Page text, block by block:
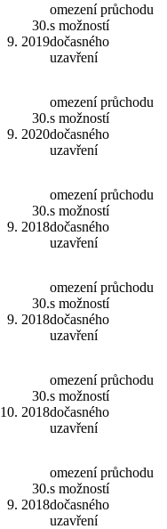
30.
9. 2019
omezení průchodu
s možností
dočasného
uzavření
30.
9. 2020
omezení průchodu
s možností
dočasného
uzavření
30.
9. 2018
omezení průchodu
s možností
dočasného
uzavření
30.
9. 2018
omezení průchodu
s možností
dočasného
uzavření
30.
10. 2018
omezení průchodu
s možností
dočasného
uzavření
30.
9. 2018
omezení průchodu
s možností
dočasného
uzavření